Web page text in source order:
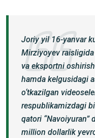
Joriy yil 16-yanvar
Mirziyoyev
va eksportni
hamda kelgusidagi
o‘tkazilgan
respublikamizdagi
qatori “Navoiyuran”
million dollarlik